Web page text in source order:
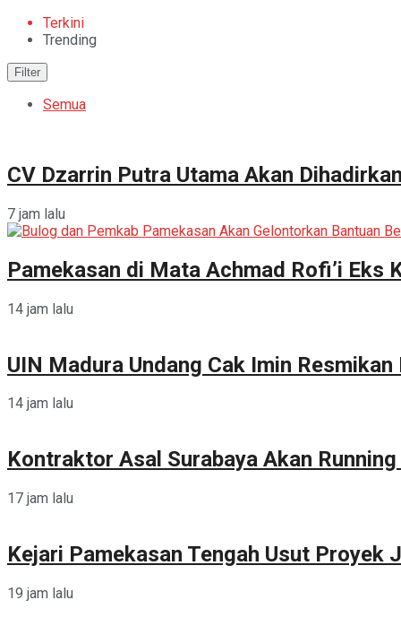
Terkini
Trending
Filter
Semua
CV Dzarrin Putra Utama Akan
7 jam lalu
Pamekasan di Mata Achmad Rofi’i Eks
14 jam lalu
UIN Madura Undang Cak Imin
14 jam lalu
Kontraktor Asal Surabaya Akan
17 jam lalu
Kejari Pamekasan Tengah Usut Proyek
19 jam lalu